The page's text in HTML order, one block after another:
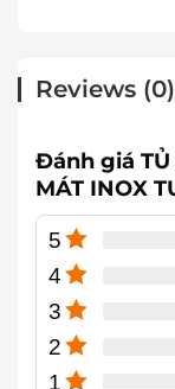
Reviews (0)
Đánh giá TỦ
MÁT INOX
5
4
3
2
1